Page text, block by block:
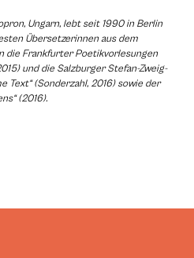
Ungarn, lebt seit 1990 in Berlin
Übersetzerinnen aus dem
die Frankfurter Poetikvorlesungen
und die Salzburger Stefan-Zweig-
Text“ (Sonderzahl, 2016) sowie der
(2016).